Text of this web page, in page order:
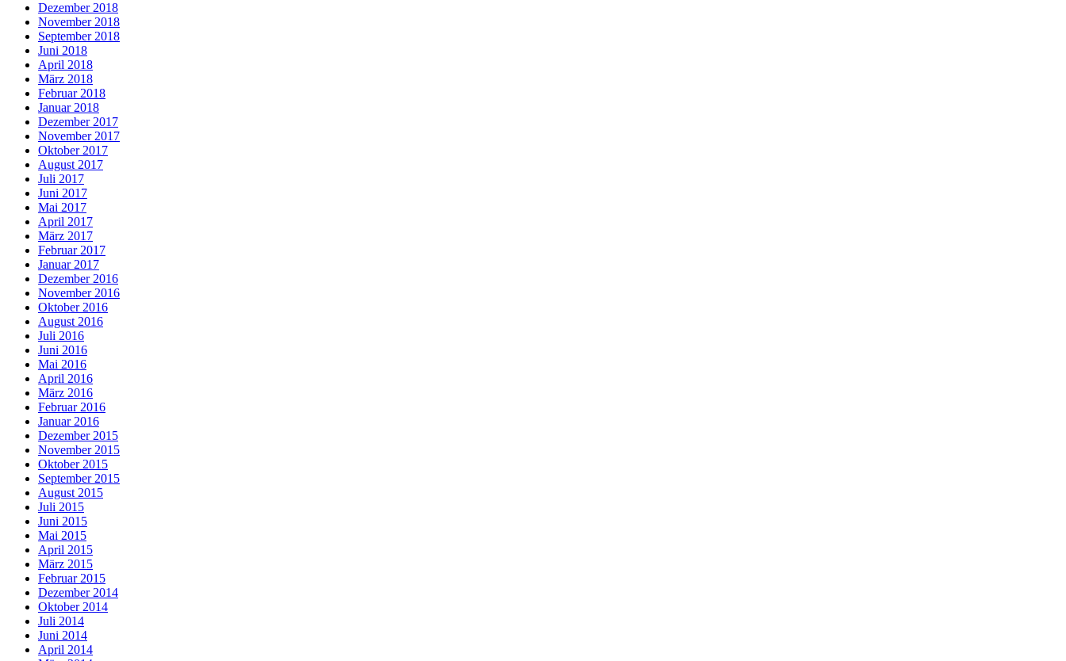
Dezember 2018
November 2018
September 2018
Juni 2018
April 2018
März 2018
Februar 2018
Januar 2018
Dezember 2017
November 2017
Oktober 2017
August 2017
Juli 2017
Juni 2017
Mai 2017
April 2017
März 2017
Februar 2017
Januar 2017
Dezember 2016
November 2016
Oktober 2016
August 2016
Juli 2016
Juni 2016
Mai 2016
April 2016
März 2016
Februar 2016
Januar 2016
Dezember 2015
November 2015
Oktober 2015
September 2015
August 2015
Juli 2015
Juni 2015
Mai 2015
April 2015
März 2015
Februar 2015
Dezember 2014
Oktober 2014
Juli 2014
Juni 2014
April 2014